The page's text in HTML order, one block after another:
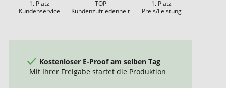
1. Platz
Kundenservice
TOP
Kundenzufriedenheit
1. Platz
Preis/Leistung
Kostenloser E-Proof am selben Tag
Mit Ihrer Freigabe startet die Produktion